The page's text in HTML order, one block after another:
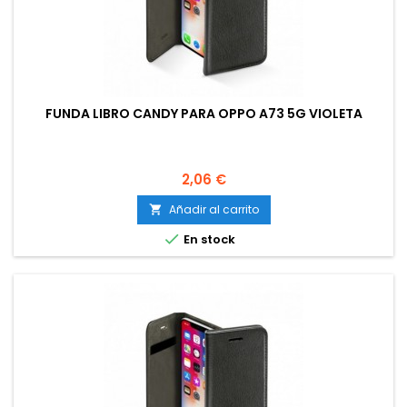
FUNDA LIBRO CANDY PARA OPPO A73 5G VIOLETA
Precio
2,06 €
 Añadir al carrito
 En stock